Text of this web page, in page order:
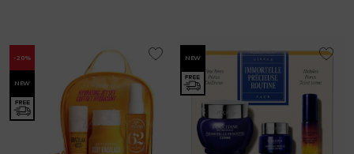
-20%
NEW
NEW